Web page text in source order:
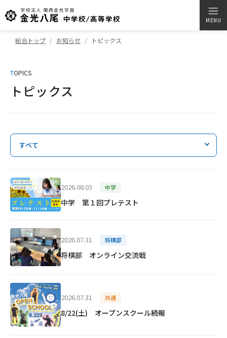
MENU
総合トップ お知らせ トピックス
TOPICS
トピックス
すべて
2026.08.03 中学
中学 第１回プレテスト
2026.07.31 将棋部
将棋部 オンライン交流戦
2026.07.31 共通
8/22(土) オープンスクール続報